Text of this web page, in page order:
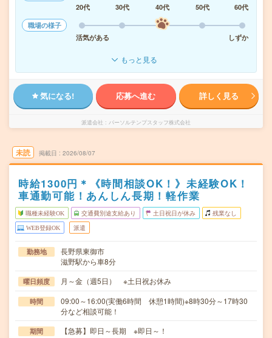
20代
30代 40代 50代
60代
職場の様子
活気がある
しずか
もっと見る
気になる! 応募へ進む 詳しく見る
派遣会社 パーソルテンプスタッフ株式会社
未読 掲載日 2026/08/07
時給1300円＊《時間相談OK！》未経験OK！
車通勤可能！あんしん長期！軽作業
職種未経験OK 交通費別途支給あり 土日祝日が休み 残業なし
WEB登録OK 派遣
勤務地
長野県東御市
滋野駅から車8分
曜日頻度 月～金（週5日） ※土日祝お休み
時間
09:00～16:00(実働6時間 休憩1時間)※8時30分～17時30
分など相談可能！
期間 【急募】即日～長期 ※即日～！